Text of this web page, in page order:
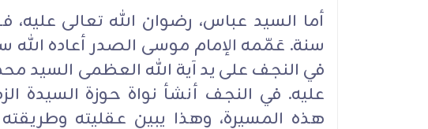
سنة. عَمّمه الإمام موسى ‏الصدر أعاده الله
في النجف على يد آية الله العظمى السيد
عليه. في النجف ‏أنشأ نواة حوزة السيدة
‏هذه المسيرة، وهذا يبين عقليته